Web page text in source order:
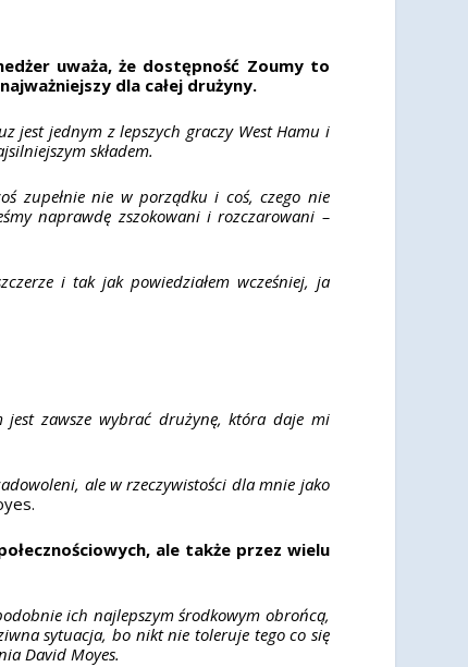
uważa, że ​​dostępność Zoumy to
dla całej drużyny.
jest jednym z lepszych graczy West Hamu i
składem.
zupełnie nie w porządku i coś, czego nie
naprawdę zszokowani i rozczarowani –
i tak jak powiedziałem wcześniej, ja
zawsze wybrać drużynę, która daje mi
ale w rzeczywistości dla mnie jako
ale także przez wielu
ich najlepszym środkowym obrońcą,
sytuacja, bo nikt nie toleruje tego co się
David Moyes.